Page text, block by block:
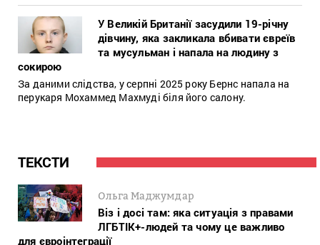
У Великій Британії засудили 19-річну
дівчину, яка закликала вбивати євреїв
та мусульман і напала на людину з
сокирою
За даними слідства, у серпні 2025 року Бернс напала на
перукаря Мохаммед Махмуді біля його салону.
ТЕКСТИ
Ольга Маджумдар
Віз і досі там: яка ситуація з правами
ЛГБТІК+-людей та чому це важливо
для євроінтеграції